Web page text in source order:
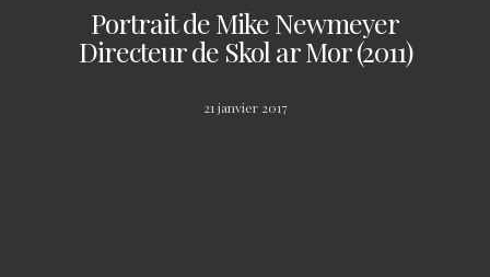
Portrait de Mike Newmeyer
Directeur de Skol ar Mor (2011)
21 janvier 2017